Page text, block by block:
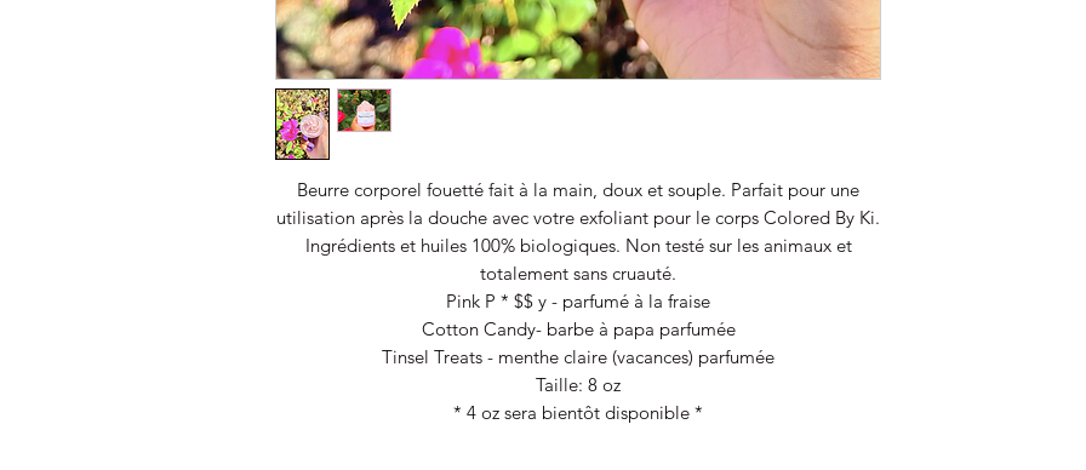
Beurre corporel fouetté fait à la main, doux et souple. Parfait pour une
utilisation après la douche avec votre exfoliant pour le corps Colored By Ki.
Ingrédients et huiles 100% biologiques. Non testé sur les animaux et
totalement sans cruauté.
Pink P * $$ y - parfumé à la fraise
Cotton Candy- barbe à papa parfumée
Tinsel Treats - menthe claire (vacances) parfumée
Taille: 8 oz
* 4 oz sera bientôt disponible *